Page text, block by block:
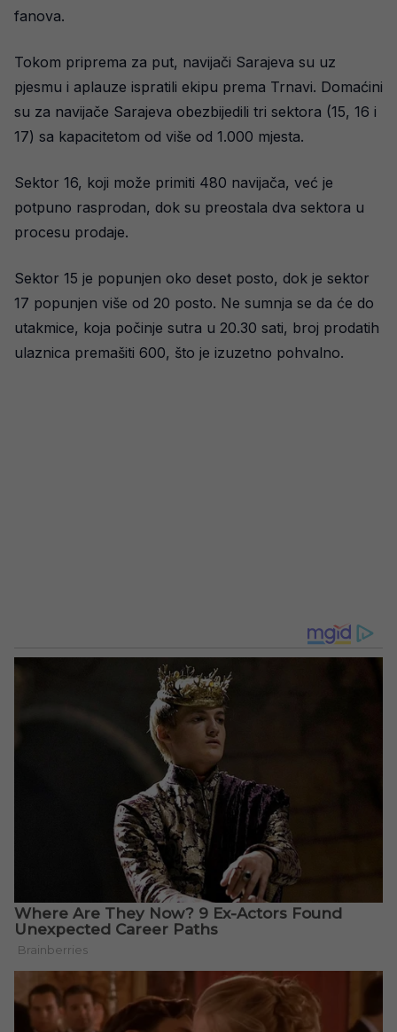
fanova.
Tokom priprema za put, navijači Sarajeva su uz
pjesmu i aplauze ispratili ekipu prema Trnavi. Domaćini
su za navijače Sarajeva obezbijedili tri sektora (15, 16 i
17) sa kapacitetom od više od 1.000 mjesta.
Sektor 16, koji može primiti 480 navijača, već je
potpuno rasprodan, dok su preostala dva sektora u
procesu prodaje.
Sektor 15 je popunjen oko deset posto, dok je sektor
17 popunjen više od 20 posto. Ne sumnja se da će do
utakmice, koja počinje sutra u 20.30 sati, broj prodatih
ulaznica premašiti 600, što je izuzetno pohvalno.